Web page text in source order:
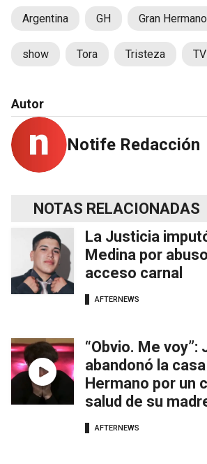
Argentina GH Gran Hermano
show Tora Tristeza TV
Autor
Notife Redacción
NOTAS RELACIONADAS
La Justicia
Medina por
acceso carnal
AFTERNEWS
“Obvio. Me voy”:
abandonó la
Hermano por un
salud de su
AFTERNEWS